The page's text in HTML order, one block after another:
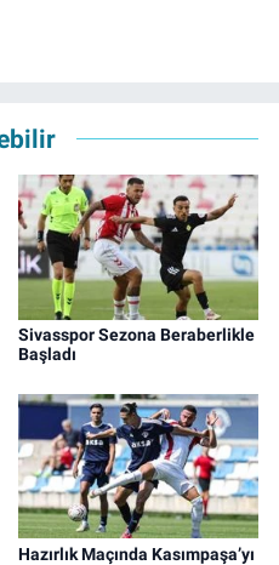
Sivasspor Sezona Beraberlikle
Başladı
Hazırlık Maçında Kasımpaşa’yı